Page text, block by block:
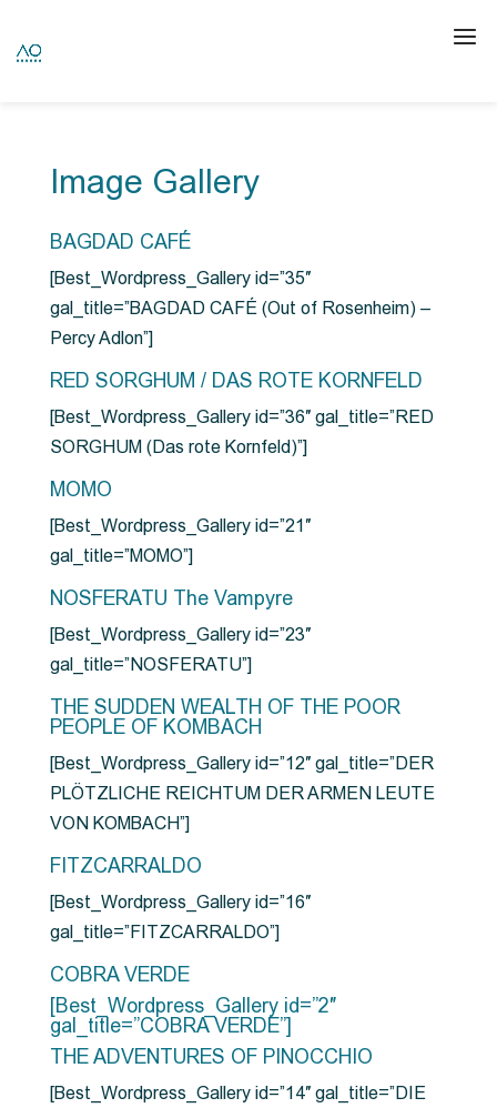
Image Gallery
BAGDAD CAFÉ
[Best_Wordpress_Gallery id=”35″
gal_title=”BAGDAD CAFÉ (Out of Rosenheim) –
Percy Adlon”]
RED SORGHUM / DAS ROTE KORNFELD
[Best_Wordpress_Gallery id=”36″ gal_title=”RED
SORGHUM (Das rote Kornfeld)”]
MOMO
[Best_Wordpress_Gallery id=”21″
gal_title=”MOMO”]
NOSFERATU The Vampyre
[Best_Wordpress_Gallery id=”23″
gal_title=”NOSFERATU”]
THE SUDDEN WEALTH OF THE POOR
PEOPLE OF KOMBACH
[Best_Wordpress_Gallery id=”12″ gal_title=”DER
PLÖTZLICHE REICHTUM DER ARMEN LEUTE
VON KOMBACH”]
FITZCARRALDO
[Best_Wordpress_Gallery id=”16″
gal_title=”FITZCARRALDO”]
COBRA VERDE
[Best_Wordpress_Gallery id=”2″
gal_title=”COBRA VERDE”]
THE ADVENTURES OF PINOCCHIO
[Best_Wordpress_Gallery id=”14″ gal_title=”DIE